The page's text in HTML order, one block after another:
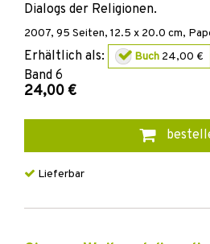
Dialogs der Religionen.
2007, 95 Seiten, 12.5 x 20.0 cm,
Erhältlich als: Buch 24,00 €
Band 6
24,00 €
Lieferbar